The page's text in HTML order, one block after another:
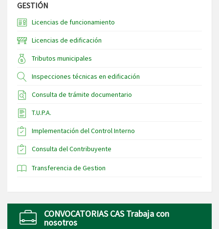
GESTIÓN
Licencias de funcionamiento
Licencias de edificación
Tributos municipales
Inspecciones técnicas en edificación
Consulta de trámite documentario
T.U.P.A.
Implementación del Control Interno
Consulta del Contribuyente
Transferencia de Gestion
CONVOCATORIAS CAS Trabaja con
nosotros